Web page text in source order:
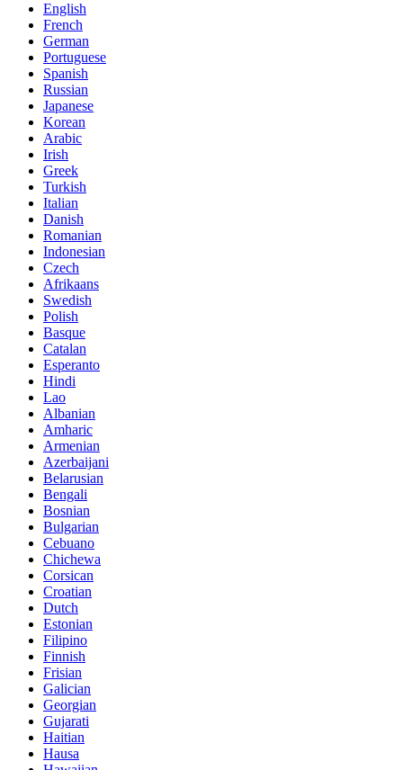
English
French
German
Portuguese
Spanish
Russian
Japanese
Korean
Arabic
Irish
Greek
Turkish
Italian
Danish
Romanian
Indonesian
Czech
Afrikaans
Swedish
Polish
Basque
Catalan
Esperanto
Hindi
Lao
Albanian
Amharic
Armenian
Azerbaijani
Belarusian
Bengali
Bosnian
Bulgarian
Cebuano
Chichewa
Corsican
Croatian
Dutch
Estonian
Filipino
Finnish
Frisian
Galician
Georgian
Gujarati
Haitian
Hausa